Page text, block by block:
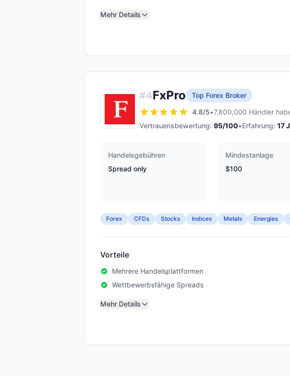
Mehr Details
#4FxPro
Top Forex Broker
4.8/5•7,800,000 Händler
Vertrauensbewertung: 95/100•Erfahrung: 17
Handelsgebühren
Spread only
Mindestanlage
$100
Forex CFDs Stocks Indices Metals Energies
Vorteile
Mehrere Handelsplattformen
Wettbewerbsfähige Spreads
Mehr Details